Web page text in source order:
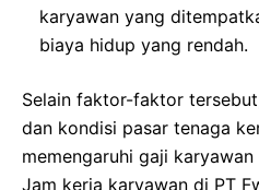
karyawan yang
biaya hidup yang rendah.
Selain faktor-faktor
dan kondisi pasar tenaga
memengaruhi gaji
Jam kerja karyawan di PT